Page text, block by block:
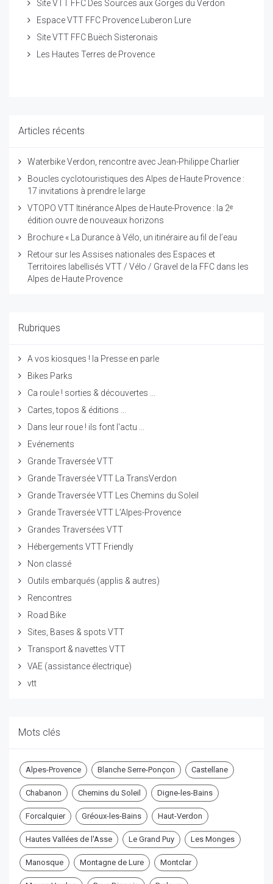
Site VTT FFC Des Sources aux Gorges du Verdon
Espace VTT FFC Provence Luberon Lure
Site VTT FFC Buëch Sisteronais
Les Hautes Terres de Provence
Articles récents
Waterbike Verdon, rencontre avec Jean-Philippe Charlier
Boucles cyclotouristiques des Alpes de Haute Provence :
17 invitations à prendre le large
VTOPO VTT Itinérance Alpes de Haute-Provence : la 2ᵉ
édition ouvre de nouveaux horizons
Brochure « La Durance à Vélo, un itinéraire au fil de l’eau
Retour sur les Assises nationales des Espaces et
Territoires labellisés VTT / Vélo / Gravel de la FFC dans les
Alpes de Haute Provence
Rubriques
A vos kiosques ! la Presse en parle
Bikes Parks
Ca roule ! sorties & découvertes ...
Cartes, topos & éditions ...
Dans leur roue ! ils font l'actu ...
Evénements
Grande Traversée VTT
Grande Traversée VTT La TransVerdon
Grande Traversée VTT Les Chemins du Soleil
Grande Traversée VTT L’Alpes-Provence
Grandes Traversées VTT
Hébergements VTT Friendly
Non classé
Outils embarqués (applis & autres)
Rencontres
Road Bike
Sites, Bases & spots VTT
Transport & navettes VTT
VAE (assistance électrique)
vtt
Mots clés
Alpes-Provence Blanche Serre-Ponçon Castellane
Chabanon Chemins du Soleil Digne-les-Bains
Forcalquier Gréoux-les-Bains Haut-Verdon
Hautes Vallées de l'Asse Le Grand Puy Les Monges
Manosque Montagne de Lure Montclar